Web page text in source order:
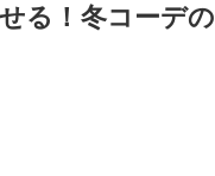
る！冬コーデの